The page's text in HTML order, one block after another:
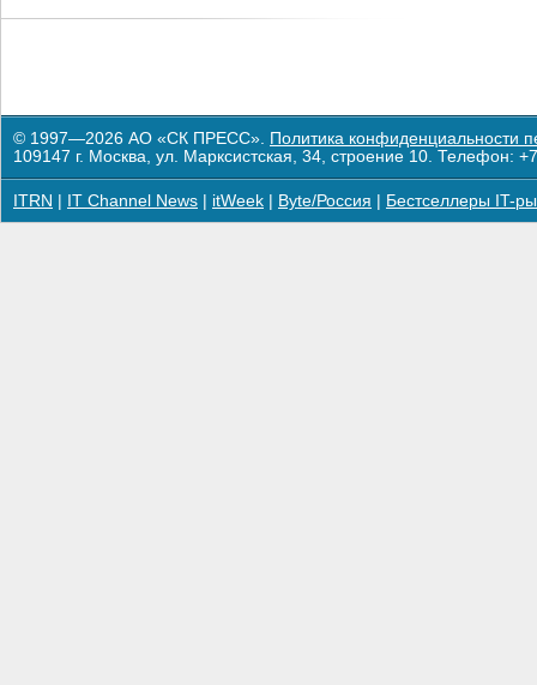
© 1997—2026 АО «СК ПРЕСС». Политика конфиденциальности
109147 г. Москва, ул. Марксистская, 34, строение 10. Телефон:
ITRN IT Channel News itWeek Byte/Россия Бестселлеры IT-